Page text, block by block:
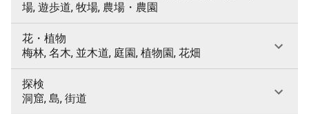
場, 遊歩道, 牧場, 農場・農園
花・植物
梅林, 名木, 並木道, 庭園, 植物園, 花畑
探検
洞窟, 島, 街道